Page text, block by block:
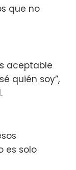
que no
aceptable
quién soy”,
es solo